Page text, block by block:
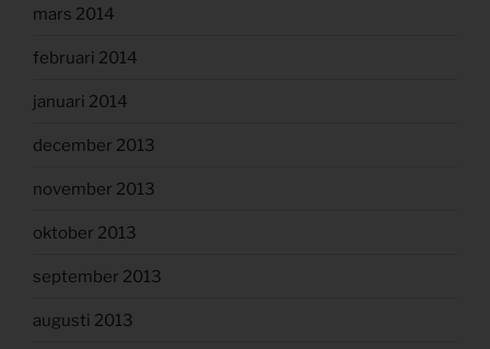
mars 2014
februari 2014
januari 2014
december 2013
november 2013
oktober 2013
september 2013
augusti 2013